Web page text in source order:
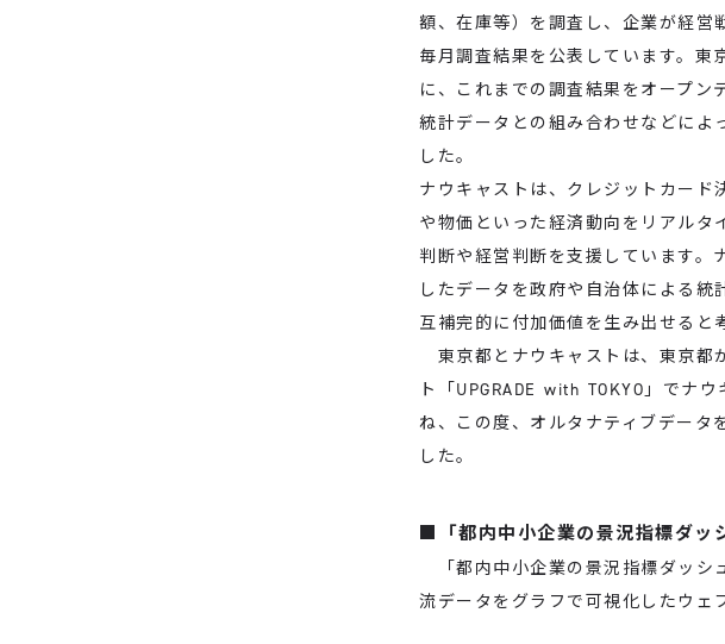
額、在庫等）を調査し、企業が経営
毎月調査結果を公表しています。東
に、これまでの調査結果をオープン
統計データとの組み合わせなどによ
した。
ナウキャストは、クレジットカード
や物価といった経済動向をリアルタ
判断や経営判断を支援しています。
したデータを政府や自治体による
互補完的に付加価値を生み出せると
東京都とナウキャストは、東京都
ト「UPGRADE with TOKYO」でナ
ね、この度、オルタナティブデータ
した。
■「都内中小企業の景況指標ダッ
「都内中小企業の景況指標ダッシ
流データをグラフで可視化したウェ